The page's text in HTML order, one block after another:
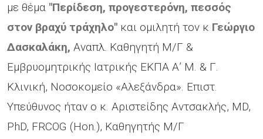
με θέμα "Περίδεση, προγεστερόνη, πεσσός
στον βραχύ τράχηλο" και ομιλητή τον κ Γεώργιο
Δασκαλάκη, Αναπλ. Καθηγητή Μ/Γ &
Εμβρυομητρικής Ιατρικής ΕΚΠΑ Α’ Μ. & Γ.
Κλινική, Νοσοκομείο «Αλεξάνδρα». Επιστ.
Υπεύθυνος ήταν ο κ. Αριστείδης Αντσακλής, MD,
PhD, FRCOG (Hon.), Καθηγητής Μ/Γ